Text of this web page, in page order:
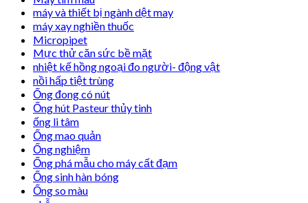
máy và thiết bị ngành dệt may
máy xay nghiền thuốc
Micropipet
Mực thử căn sức bề mặt
nhiệt kế hồng ngoại đo người- động vật
nồi hấp tiệt trùng
Ống đong có nút
Ống hút Pasteur thủy tinh
ống li tâm
Ống mao quản
Ống nghiệm
Ống phá mẫu cho máy cất đạm
Ống sinh hàn bóng
Ống so màu